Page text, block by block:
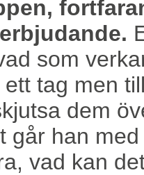
som
tag men
dem
går han
vad kan